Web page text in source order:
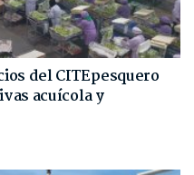
del CITEpesquero
acuícola y